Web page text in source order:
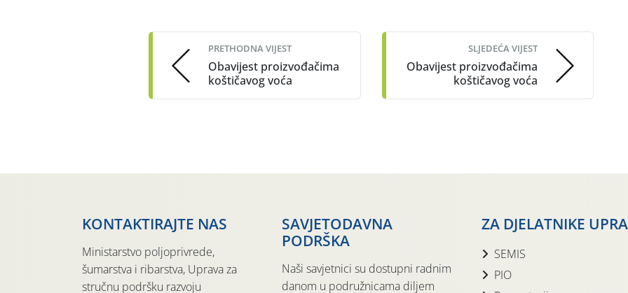
navigation
PRETHODNA VIJEST
Obavijest proizvođačima
koštičavog voća
SLJEDEĆA VIJEST
Obavijest proizvođačima
koštičavog voća
KONTAKTIRAJTE NAS
Ministarstvo poljoprivrede,
šumarstva i ribarstva, Uprava za
stručnu podršku razvoju
SAVJETODAVNA
PODRŠKA
Naši savjetnici su dostupni radnim
danom u podružnicama diljem
ZA DJELATNIKE
SEMIS
PIO